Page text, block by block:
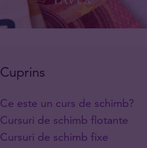
Cuprins
Ce este un curs de schimb?
Cursuri de schimb flotante
Cursuri de schimb fixe